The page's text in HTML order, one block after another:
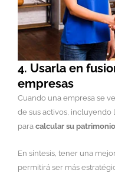
4. Usarla en
empresas
Cuando una empresa se
de sus activos, incluyendo
para calcular su patrimonio
En síntesis, tener una
permitirá ser más